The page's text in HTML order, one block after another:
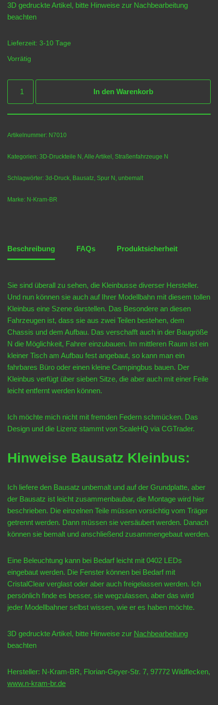
3D gedruckte Artikel, bitte Hinweise zur Nachbearbeitung
beachten
Lieferzeit: 3-10 Tage
Vorrätig
In den Warenkorb
Artikelnummer: N7010
Kategorien: 3D-Druckteile N Alle Artikel Straßenfahrzeuge N
Schlagwörter: 3d-Druck Bausatz Spur N unbemalt
Marke: N-Kram-BR
Beschreibung FAQs Produktsicherheit
Sie sind überall zu sehen, die Kleinbusse diverser Hersteller.
Und nun können sie auch auf Ihrer Modellbahn mit diesem tollen
Kleinbus eine Szene darstellen. Das Besondere an diesen
Fahrzeugen ist, dass sie aus zwei Teilen bestehen, dem
Chassis und dem Aufbau. Das verschafft auch in der Baugröße
N die Möglichkeit, Fahrer einzubauen. Im mittleren Raum ist ein
kleiner Tisch am Aufbau fest angebaut, so kann man ein
fahrbares Büro oder einen kleine Campingbus bauen. Der
Kleinbus verfügt über sieben Sitze, die aber auch mit einer Feile
leicht entfernt werden können.
Ich möchte mich nicht mit fremden Federn schmücken. Das
Design und die Lizenz stammt von ScaleHQ via CGTrader.
Hinweise Bausatz Kleinbus:
Ich liefere den Bausatz unbemalt und auf der Grundplatte, aber
der Bausatz ist leicht zusammenbaubar, die Montage wird hier
beschrieben. Die einzelnen Teile müssen vorsichtig vom Träger
getrennt werden. Dann müssen sie versäubert werden. Danach
können sie bemalt und anschließend zusammengebaut werden.
Eine Beleuchtung kann bei Bedarf leicht mit 0402 LEDs
eingebaut werden. Die Fenster können bei Bedarf mit
CristalClear verglast oder aber auch freigelassen werden. Ich
persönlich finde es besser, sie wegzulassen, aber das wird
jeder Modellbahner selbst wissen, wie er es haben möchte.
3D gedruckte Artikel, bitte Hinweise zur Nachbearbeitung
beachten
Hersteller: N-Kram-BR, Florian-Geyer-Str. 7, 97772 Wildflecken,
www.n-kram-br.de